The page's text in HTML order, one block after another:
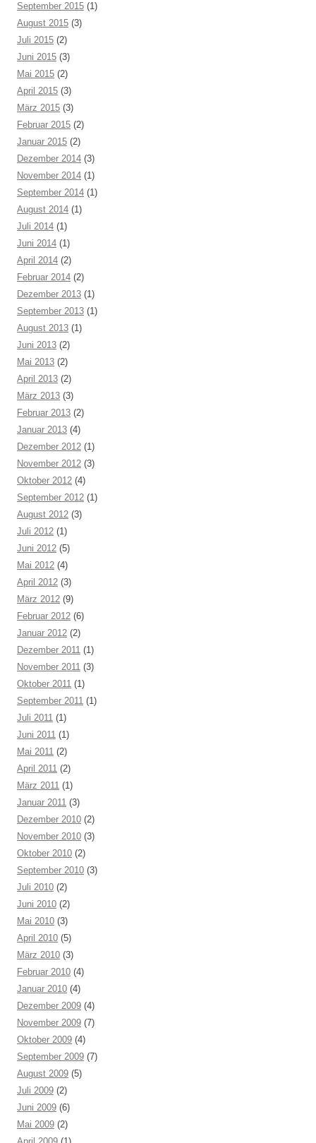
September 2015 (1)
August 2015 (3)
Juli 2015 (2)
Juni 2015 (3)
Mai 2015 (2)
April 2015 (3)
März 2015 (3)
Februar 2015 (2)
Januar 2015 (2)
Dezember 2014 (3)
November 2014 (1)
September 2014 (1)
August 2014 (1)
Juli 2014 (1)
Juni 2014 (1)
April 2014 (2)
Februar 2014 (2)
Dezember 2013 (1)
September 2013 (1)
August 2013 (1)
Juni 2013 (2)
Mai 2013 (2)
April 2013 (2)
März 2013 (3)
Februar 2013 (2)
Januar 2013 (4)
Dezember 2012 (1)
November 2012 (3)
Oktober 2012 (4)
September 2012 (1)
August 2012 (3)
Juli 2012 (1)
Juni 2012 (5)
Mai 2012 (4)
April 2012 (3)
März 2012 (9)
Februar 2012 (6)
Januar 2012 (2)
Dezember 2011 (1)
November 2011 (3)
Oktober 2011 (1)
September 2011 (1)
Juli 2011 (1)
Juni 2011 (1)
Mai 2011 (2)
April 2011 (2)
März 2011 (1)
Januar 2011 (3)
Dezember 2010 (2)
November 2010 (3)
Oktober 2010 (2)
September 2010 (3)
Juli 2010 (2)
Juni 2010 (2)
Mai 2010 (3)
April 2010 (5)
März 2010 (3)
Februar 2010 (4)
Januar 2010 (4)
Dezember 2009 (4)
November 2009 (7)
Oktober 2009 (4)
September 2009 (7)
August 2009 (5)
Juli 2009 (2)
Juni 2009 (6)
Mai 2009 (2)